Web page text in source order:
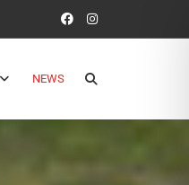
NEWS